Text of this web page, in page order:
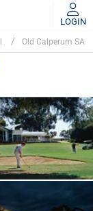
LOGIN
Old Calperum SA